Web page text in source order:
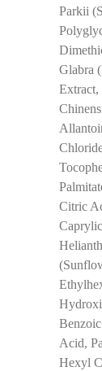
Parkii
Glabra
Extract,
Citric
Acid,
Hexyl